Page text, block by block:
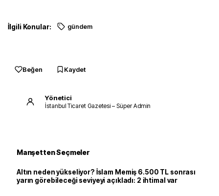
İlgili Konular: gündem
Beğen Kaydet
Yönetici
İstanbul Ticaret Gazetesi – Süper Admin
Manşetten Seçmeler
Altın neden yükseliyor? İslam Memiş 6.500 TL sonrası
yarın görebileceği seviyeyi açıkladı: 2 ihtimal var